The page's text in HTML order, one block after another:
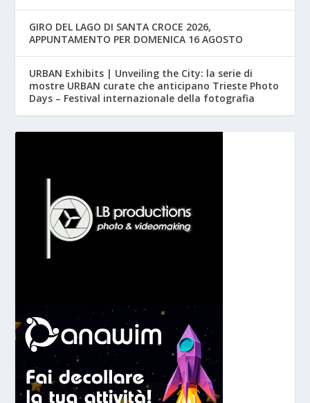
GIRO DEL LAGO DI SANTA CROCE 2026,
APPUNTAMENTO PER DOMENICA 16 AGOSTO
URBAN Exhibits | Unveiling the City: la serie di
mostre URBAN curate che anticipano Trieste Photo
Days – Festival internazionale della fotografia